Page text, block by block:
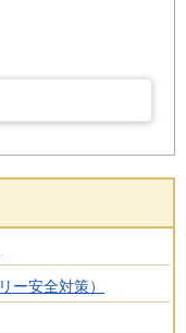
ー安全対策）